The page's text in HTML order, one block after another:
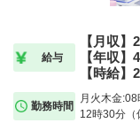
給与
【月収
【年収
【時給】
勤務時間
月火木金
12時30分（